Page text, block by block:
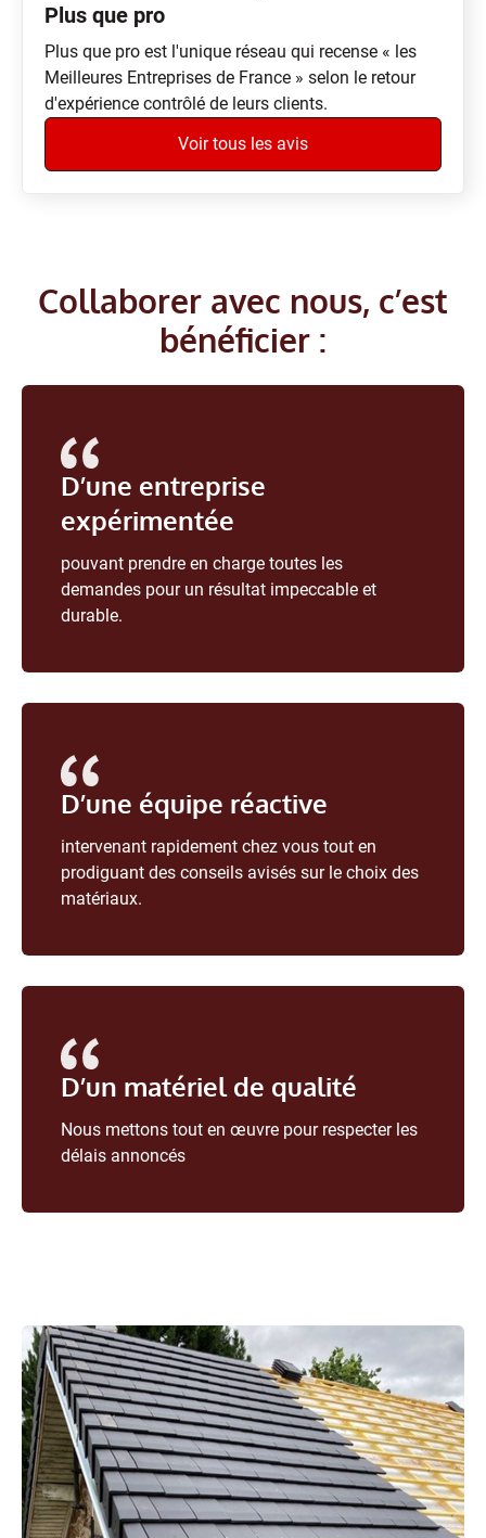
Plus que pro
Plus que pro est l'unique réseau qui recense « les
Meilleures Entreprises de France » selon le retour
d'expérience contrôlé de leurs clients.
Voir tous les avis
Collaborer avec nous, c’est
bénéficier :
D’une entreprise
expérimentée
pouvant prendre en charge toutes les
demandes pour un résultat impeccable et
durable.
D’une équipe réactive
intervenant rapidement chez vous tout en
prodiguant des conseils avisés sur le choix des
matériaux.
D’un matériel de qualité
Nous mettons tout en œuvre pour respecter les
délais annoncés